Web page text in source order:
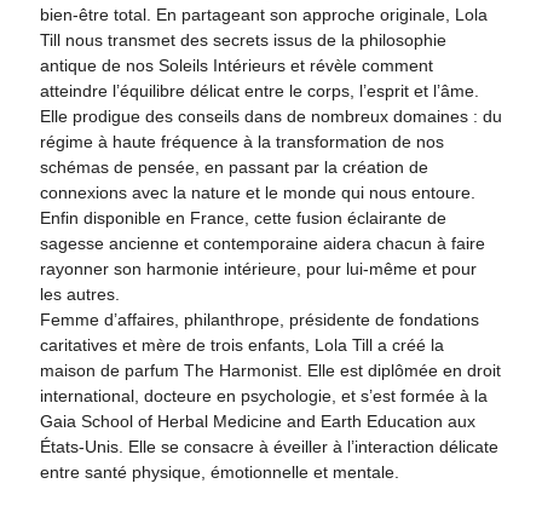
bien-être total. En partageant son approche originale, Lola
Till nous transmet des secrets issus de la philosophie
antique de nos Soleils Intérieurs et révèle comment
atteindre l’équilibre délicat entre le corps, l’esprit et l’âme.
Elle prodigue des conseils dans de nombreux domaines : du
régime à haute fréquence à la transformation de nos
schémas de pensée, en passant par la création de
connexions avec la nature et le monde qui nous entoure.
Enfin disponible en France, cette fusion éclairante de
sagesse ancienne et contemporaine aidera chacun à faire
rayonner son harmonie intérieure, pour lui-même et pour
les autres.
Femme d’affaires, philanthrope, présidente de fondations
caritatives et mère de trois enfants, Lola Tilla créé la
maison de parfum The Harmonist. Elle est diplômée en droit
international, docteure en psychologie, et s’est formée à la
Gaia School of Herbal Medicine and Earth Education aux
États-Unis. Elle se consacre à éveiller à l’interaction délicate
entre santé physique, émotionnelle et mentale.